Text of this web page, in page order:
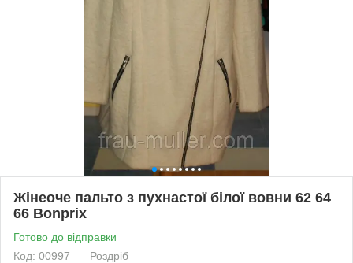
Жінеоче пальто з пухнастої білої вовни 62 64
66 Bonprix
Готово до відправки
Код: 00997
Роздріб